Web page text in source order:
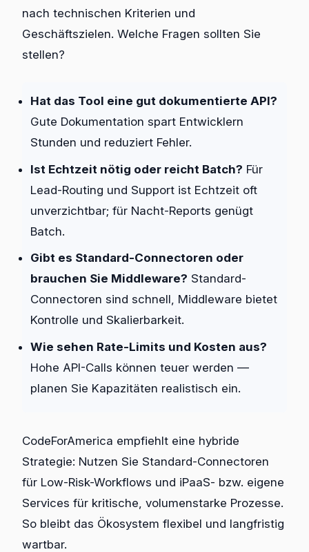
nach technischen Kriterien und
Geschäftszielen. Welche Fragen sollten Sie
stellen?
Hat das Tool eine gut dokumentierte API?
Gute Dokumentation spart Entwicklern
Stunden und reduziert Fehler.
Ist Echtzeit nötig oder reicht Batch? Für
Lead-Routing und Support ist Echtzeit oft
unverzichtbar; für Nacht-Reports genügt
Batch.
Gibt es Standard-Connectoren oder
brauchen Sie Middleware? Standard-
Connectoren sind schnell, Middleware bietet
Kontrolle und Skalierbarkeit.
Wie sehen Rate-Limits und Kosten aus?
Hohe API-Calls können teuer werden —
planen Sie Kapazitäten realistisch ein.
CodeForAmerica empfiehlt eine hybride
Strategie: Nutzen Sie Standard-Connectoren
für Low-Risk-Workflows und iPaaS- bzw. eigene
Services für kritische, volumenstarke Prozesse.
So bleibt das Ökosystem flexibel und langfristig
wartbar.